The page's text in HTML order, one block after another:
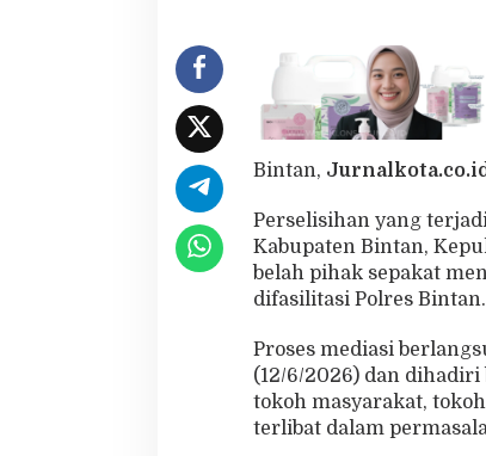
a
n
g
,
K
e
a
P
i
h
k
S
e
p
a
Bintan,
Perselisihan yang
Kabupaten Bintan,
belah pihak sepakat
difasilitasi Polres Bintan.
Proses mediasi
(12/6/2026) dan
tokoh masyarakat,
terlibat dalam